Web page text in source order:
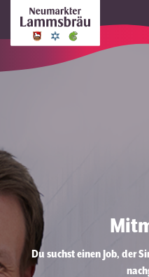
Du suchst einen Job, der